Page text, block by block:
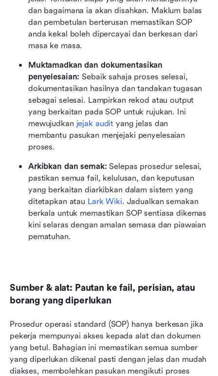
dan bagaimana ia akan disahkan. Maklum balas
dan pembetulan berterusan memastikan SOP
anda kekal boleh dipercayai dan berkesan dari
masa ke masa.
Muktamadkan dan dokumentasikan
penyelesaian: Sebaik sahaja proses selesai,
dokumentasikan hasilnya dan tandakan tugasan
sebagai selesai. Lampirkan rekod atau output
yang berkaitan pada SOP untuk rujukan. Ini
mewujudkan jejak audit yang jelas dan
membantu pasukan menjejaki penyelesaian
proses.
Arkibkan dan semak: Selepas prosedur selesai,
pastikan semua fail, kelulusan, dan keputusan
yang berkaitan diarkibkan dalam sistem yang
ditetapkan atau Lark Wiki. Jadualkan semakan
berkala untuk memastikan SOP sentiasa dikemas
kini selaras dengan amalan semasa dan piawaian
pematuhan.
Sumber & alat: Pautan ke fail, perisian, atau
borang yang diperlukan
Prosedur operasi standard (SOP) hanya berkesan jika
pekerja mempunyai akses kepada alat dan dokumen
yang betul. Bahagian ini memastikan semua sumber
yang diperlukan dikenal pasti dengan jelas dan mudah
diakses, membolehkan pasukan mengikuti proses